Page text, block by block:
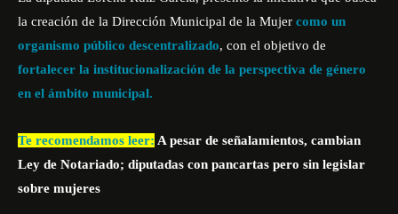
la creación de la Dirección Municipal de la Mujer como un
organismo público descentralizado, con el objetivo de
fortalecer la institucionalización de la perspectiva de género
en el ámbito municipal.
Te recomendamos leer: A pesar de señalamientos, cambian
Ley de Notariado; diputadas con pancartas pero sin legislar
sobre mujeres